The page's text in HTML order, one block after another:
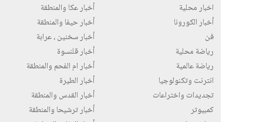
اخبار محلية
أخبار الكورونا
فن
رياضة محلية
رياضة عالمية
انترنت وتكنولوجيا
تجديدات واختراعات
كمبيوتر
أخبار عكا والمنطقة
أخبار حيفا والمنطقة
أخبار سخنين ، عرابة
أخبار قلنسوة
أخبار ام الفحم والمنطقة
أخبار الطيرة
أخبار القدس والمنطقة
أخبار ترشيحا والمنطقة